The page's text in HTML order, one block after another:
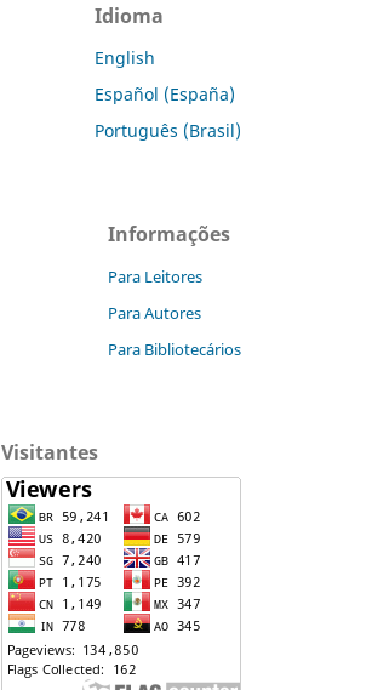
Idioma
English
Español (España)
Português (Brasil)
Informações
Para Leitores
Para Autores
Para Bibliotecários
Visitantes